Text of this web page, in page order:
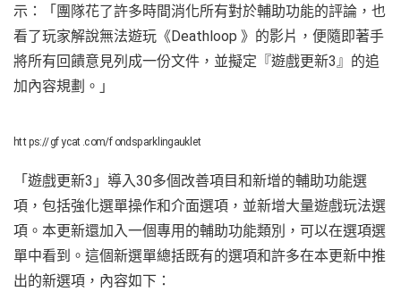
示：「團隊花了許多時間消化所有對於輔助功能的評論，也
看了玩家解說無法遊玩《Deathloop 》的影片，便隨即著手
將所有回饋意見列成一份文件，並擬定『遊戲更新3』的追
加內容規劃。」
https://gfycat.com/fondsparklingauklet
「遊戲更新3」導入30多個改善項目和新增的輔助功能選
項，包括強化選單操作和介面選項，並新增大量遊戲玩法選
項。本更新還加入一個專用的輔助功能類別，可以在選項選
單中看到。這個新選單總括既有的選項和許多在本更新中推
出的新選項，內容如下：